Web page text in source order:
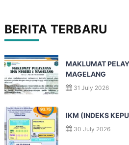
BERITA TERBARU
MAKLUMAT
MAGELANG
31 July 2026
IKM (INDEKS
30 July 2026